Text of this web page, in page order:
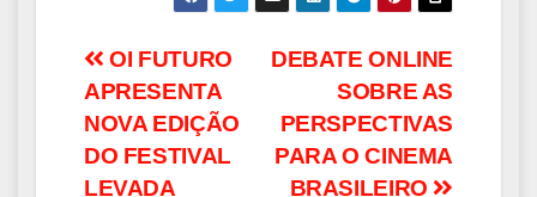
Navegação
de
Post
DEBATE ONLINE
SOBRE AS
PERSPECTIVAS
PARA O CINEMA
BRASILEIRO
OI FUTURO
APRESENTA
NOVA EDIÇÃO
DO FESTIVAL
LEVADA